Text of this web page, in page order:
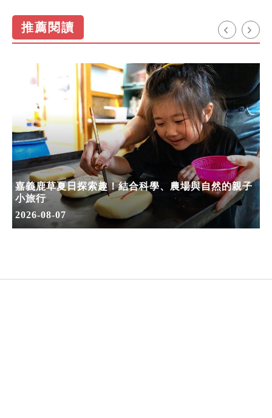
推薦閱讀
嘉義鹿草夏日探索趣！結合科學、農場與自然的親子
小旅行
2026-08-07